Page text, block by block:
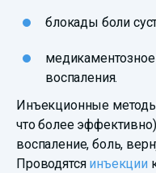
блокады боли
воспаления.
Инъекционные методы
что более
воспаление, боль,
Проводятся инъекции